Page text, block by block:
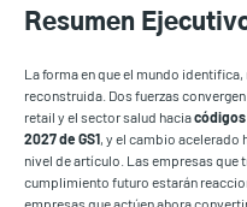
Resumen
La forma en que el mundo
reconstruida. Dos fuerzas
retail y el sector salud haciacódigos
2027 de GS1 , y el cambio acelerado
nivel de artículo. Las empresas
cumplimiento futuro estarán
empresas que actúen ahora